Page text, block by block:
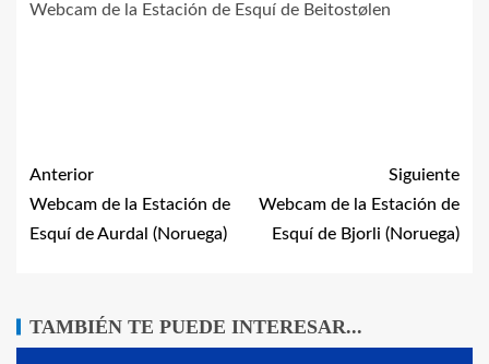
Webcam de la Estación de Esquí de Beitostølen
Anterior
Webcam de la Estación de
Esquí de Aurdal (Noruega)
Siguiente
Webcam de la Estación de
Esquí de Bjorli (Noruega)
TAMBIÉN TE PUEDE INTERESAR...